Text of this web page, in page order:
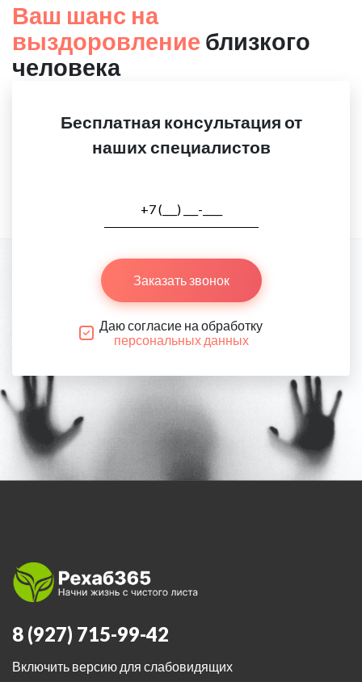
Ваш шанс на
выздоровление близкого
человека
Бесплатная консультация от
наших специалистов
Заказать звонок
Даю согласие на обработку
персональных данных
8 (927) 715-99-42
Включить версию для слабовидящих